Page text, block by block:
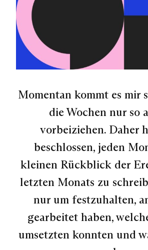
Momentan kommt es mir
die Wochen nur so
vorbeiziehen. Daher
beschlossen, jeden
kleinen Rückblick der
letzten Monats zu
nur um festzuhalten,
gearbeitet haben,
umsetzten konnten und